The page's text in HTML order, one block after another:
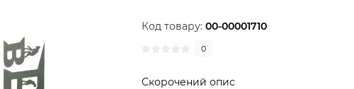
Код товару:00-00001710
0
Скорочений опис